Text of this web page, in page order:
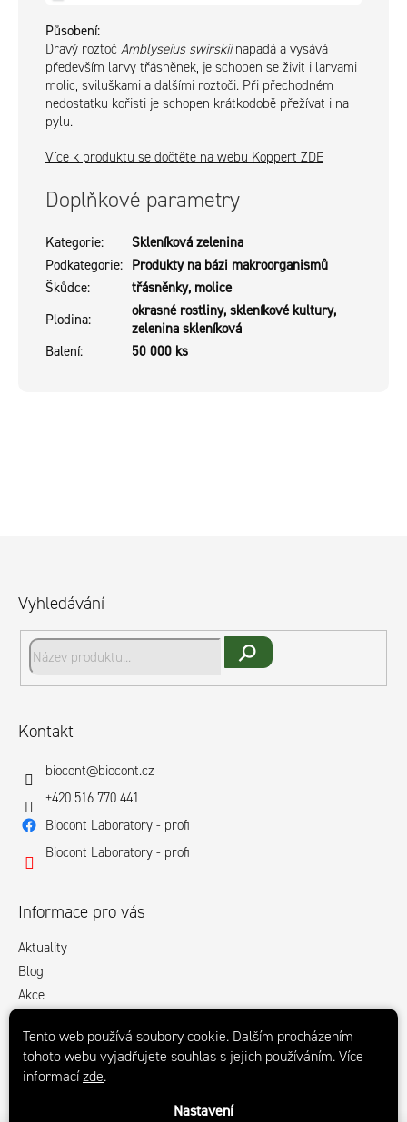
Tento web používá soubory cookie. Dalším procházením
tohoto webu vyjadřujete souhlas s jejich používáním. Více
informacízde.
Nastavení
Působení:
Dravý roztoč Amblyseius swirskiinapadá a vysává
především larvy třásněnek, je schopen se živit i larvami
molic, sviluškami a dalšími roztoči. Při přechodném
nedostatku kořisti je schopen krátkodobě přežívat i na
pylu.
Více k produktu se dočtěte na webu Koppert ZDE
Doplňkové parametry
Kategorie:
Skleníková zelenina
Podkategorie: Produkty na bázi makroorganismů
Škůdce:
třásněnky, molice
Plodina:
okrasné rostliny, skleníkové kultury,
zelenina skleníková
Balení: 50 000 ks
Vyhledávání
Kontakt
biocont@biocont.cz
+420 516 770 441
Biocont Laboratory - profi
Biocont Laboratory - profi
Informace pro vás
Aktuality
Blog
Akce
Podmínky ochrany osobních údajů
Ke stažení